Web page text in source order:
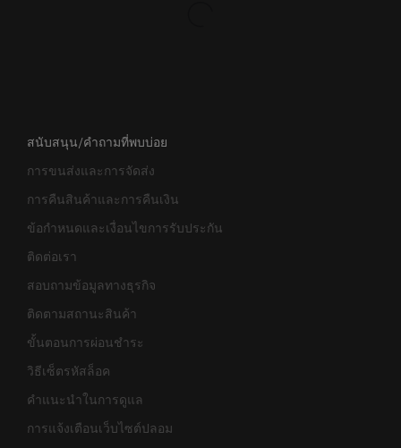
สนับสนุน/คำถามที่พบบ่อย
การขนส่งและการจัดส่ง
การคืนสินค้าและการคืนเงิน
ข้อกำหนดและเงื่อนไขการรับประกัน
ติดต่อเรา
สอบถามข้อมูลทางธุรกิจ
ติดตามสถานะสินค้า
ขั้นตอนการผ่อนชำระ
วิธีเซ็ตรหัสล็อค
คำแนะนำในการดูแล
การแจ้งเตือนเว็บไซต์ปลอม